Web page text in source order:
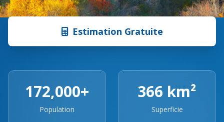
Estimation Gratuite
172,000+
Population
366 km²
Superficie